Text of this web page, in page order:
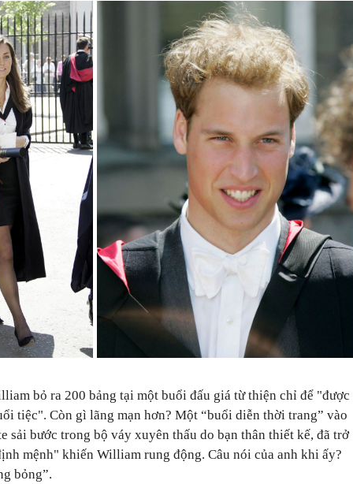
bỏ ra 200 bảng tại một buổi đấu giá từ thiện chỉ để "được
tiệc". Còn gì lãng mạn hơn? Một “buổi diễn thời trang” vào
sải bước trong bộ váy xuyên thấu do bạn thân thiết kế, đã trở
mệnh" khiến William rung động. Câu nói của anh khi ấy?
bỏng”.